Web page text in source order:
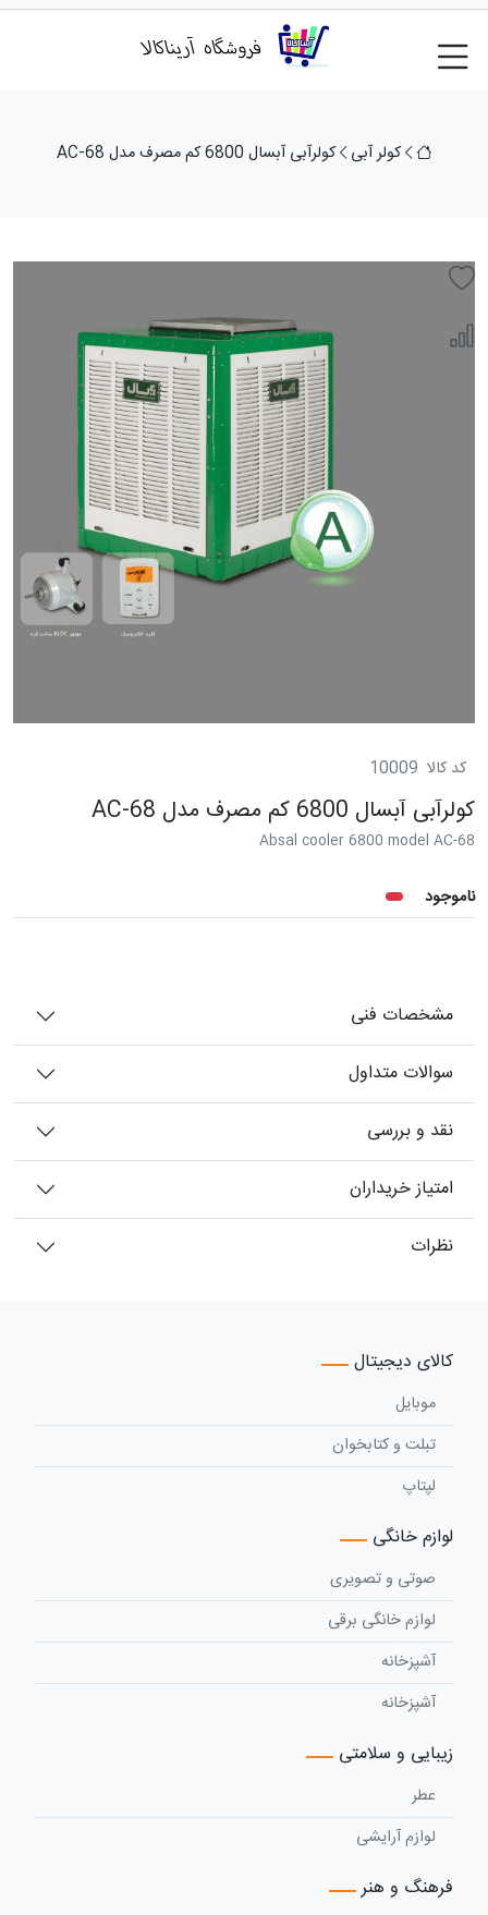
کولر آبی کولرآبی آبسال 6800 کم مصرف مدل AC-68
کد کالا 10009
کولرآبی آبسال 6800 کم مصرف مدل AC-68
Absal cooler 6800 model AC-68
ناموجود
مشخصات فنی
سوالات متداول
نقد و بررسی
امتیاز خریداران
نظرات
کالای دیجیتال
موبایل
تبلت و کتابخوان
لپتاپ
لوازم خانگی
صوتی و تصویری
لوازم خانگی برقی
آشپزخانه
آشپزخانه
زیبایی و سلامتی
عطر
لوازم آرایشی
فرهنگ و هنر